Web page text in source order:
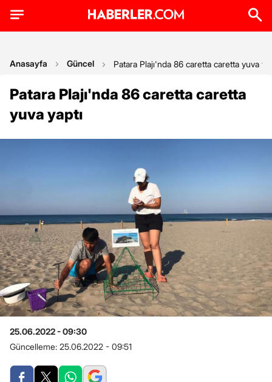
Anasayfa Güncel Patara Plajı'nda 86 caretta caretta yuva
Patara Plajı'nda 86 caretta caretta
yuva yaptı
25.06.2022 - 09:30
Güncelleme: 25.06.2022 - 09:51